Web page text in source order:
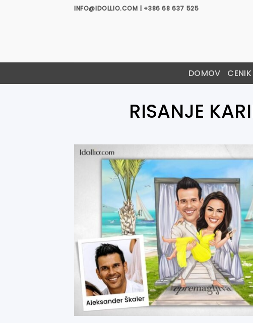
INFO@IDOLLIO.COM | +386 68 637 525
DOMOV CENIK
RISANJE